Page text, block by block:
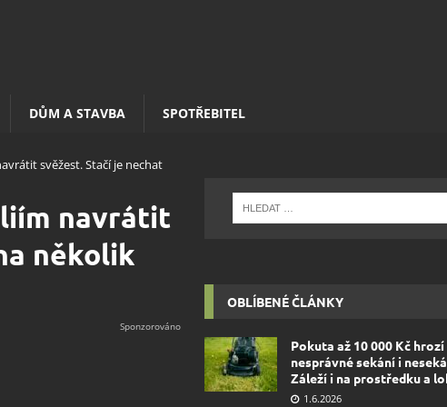
DŮM A STAVBA SPOTŘEBITEL
svěžest. Stačí je nechat
navrátit
několik
OBLÍBENÉ ČLÁNKY
Pokuta až 10 000 Kč hrozí
nesprávné sekání i
Záleží i na prostředku a
1.6.2026